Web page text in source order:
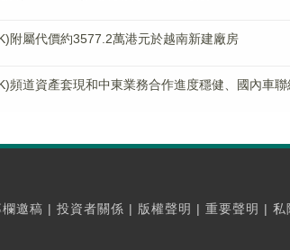
附屬代價約3577.2萬港元於越南新建廠房
頻道資產套現和中東業務合作進度穩健、國內車
欄邀稿 | 投資者關係 | 版權聲明 | 重要聲明 | 私